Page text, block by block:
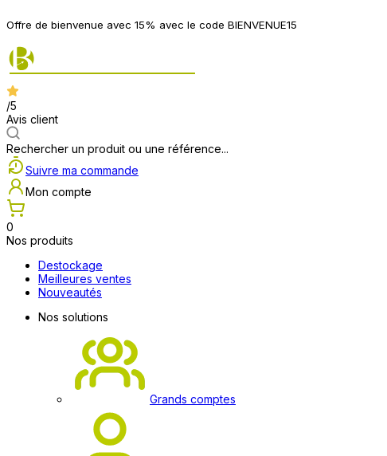
Offre de bienvenue avec 15% avec le code BIENVENUE15
/5
Avis client
Rechercher un produit ou une référence...
Suivre ma commande
Mon compte
0
Nos produits
Destockage
Meilleures ventes
Nouveautés
Nos solutions
Grands comptes